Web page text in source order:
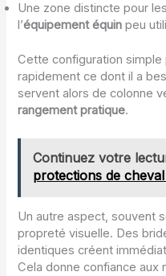
Une zone distincte pour
l’équipement équin peu
Cette configuration
rapidement ce dont il a
servent alors de colonne
rangement pratique.
Continuez votre
protections de
Un autre aspect, souvent
propreté visuelle. Des
identiques créent
Cela donne confiance aux